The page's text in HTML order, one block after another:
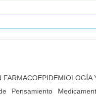
FARMACOEPIDEMIOLOGÍA
Pensamiento